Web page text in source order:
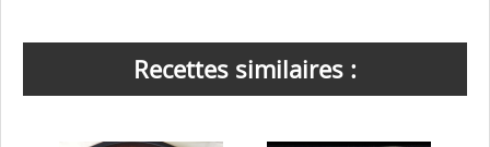
Recettes similaires :